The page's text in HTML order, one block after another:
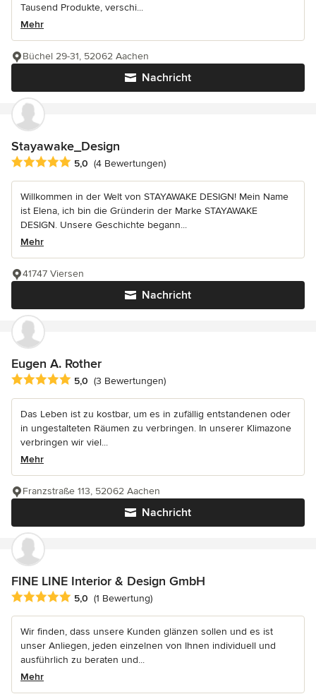
Tausend Produkte, verschi...
Mehr
Nachricht
Büchel 29-31, 52062 Aachen
Stayawake_Design
Durchschnittliche Bewertung: 5 von 5 Sternen
5,0 (4 Bewertungen)
Willkommen in der Welt von STAYAWAKE DESIGN! Mein Name
ist Elena, ich bin die Gründerin der Marke STAYAWAKE
DESIGN. Unsere Geschichte begann...
Mehr
Nachricht
41747 Viersen
Eugen A. Rother
Durchschnittliche Bewertung: 5 von 5 Sternen
5,0 (3 Bewertungen)
Das Leben ist zu kostbar, um es in zufällig entstandenen oder
in ungestalteten Räumen zu verbringen. In unserer Klimazone
verbringen wir viel...
Mehr
Nachricht
Franzstraße 113, 52062 Aachen
FINE LINE Interior & Design GmbH
Durchschnittliche Bewertung: 5 von 5 Sternen
5,0 (1 Bewertung)
Wir finden, dass unsere Kunden glänzen sollen und es ist
unser Anliegen, jeden einzelnen von Ihnen individuell und
ausführlich zu beraten und...
Mehr